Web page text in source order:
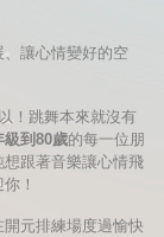
讓心情變好的空
！跳舞本來就沒有
級到80歲的每一位朋
想跟著音樂讓心情飛
！
元排練場度過愉快